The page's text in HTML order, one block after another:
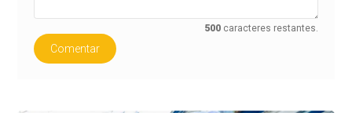
500 caracteres restantes.
Comentar